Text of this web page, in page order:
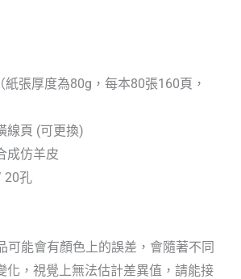
張厚度為80g，每本80張160頁，
線頁 (可更換)
成仿羊皮
20孔
可能會有顏色上的誤差，會隨著不同
化，視覺上無法估計差異值，請能接